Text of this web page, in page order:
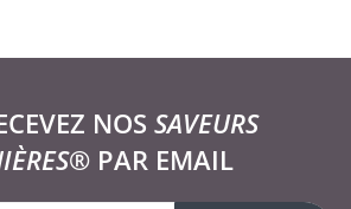
NOS SAVEURS
PAR EMAIL